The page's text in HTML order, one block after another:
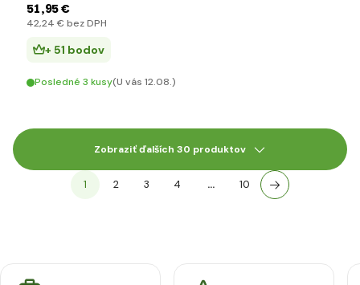
51,95 €
42,24 € bez DPH
+ 51 bodov
Posledné 3 kusy(U vás 12.08.)
Zobraziť ďalších 30 produktov
1 2 3 4 … 10